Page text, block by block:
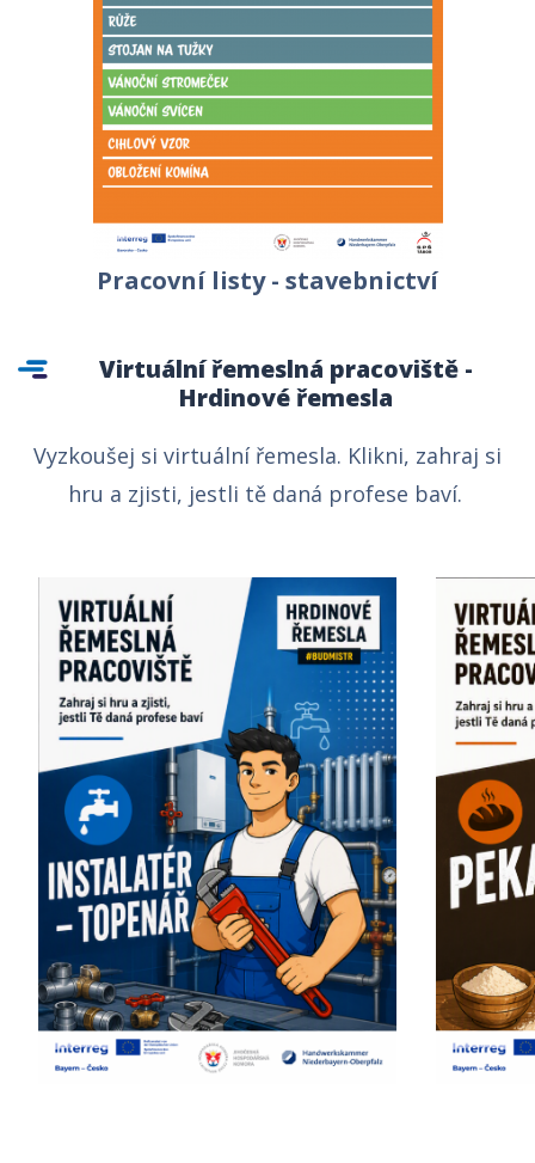
Pracovní listy - stavebnictví
Virtuální řemeslná pracoviště -
Hrdinové řemesla
Vyzkoušej si virtuální řemesla. Klikni, zahraj si
hru a zjisti, jestli tě daná profese baví.